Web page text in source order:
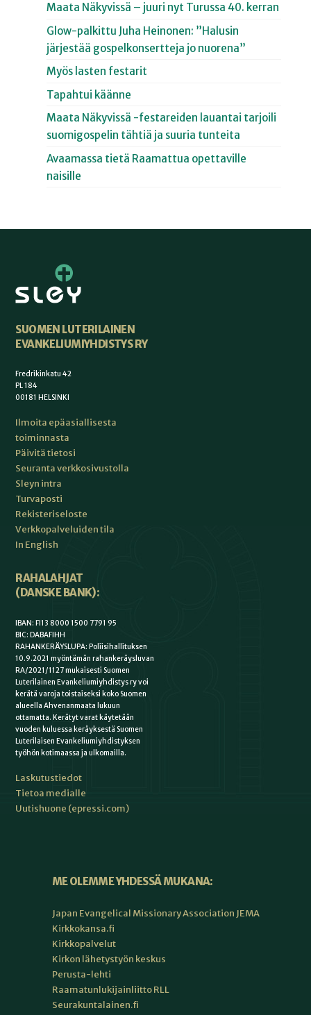
Maata Näkyvissä – juuri nyt Turussa 40. kerran
Glow-palkittu Juha Heinonen: ”Halusin
järjestää gospelkonsertteja jo nuorena”
Myös lasten festarit
Tapahtui käänne
Maata Näkyvissä -festareiden lauantai tarjoili
suomigospelin tähtiä ja suuria tunteita
Avaamassa tietä Raamattua opettaville
naisille
SUOMEN LUTERILAINEN
EVANKELIUMIYHDISTYS RY
Fredrikinkatu 42
PL 184
00181 HELSINKI
Ilmoita epäasiallisesta
toiminnasta
Päivitä tietosi
Seuranta verkkosivustolla
Sleyn intra
Turvaposti
Rekisteriseloste
Verkkopalveluiden tila
In English
RAHALAHJAT
(DANSKE BANK):
IBAN: FI13 8000 1500 7791 95
BIC: DABAFIHH
RAHANKERÄYSLUPA: Poliisihallituksen
10.9.2021 myöntämän rahankeräysluvan
RA/2021/1127 mukaisesti Suomen
Luterilainen Evankeliumiyhdistys ry voi
kerätä varoja toistaiseksi koko Suomen
alueella Ahvenanmaata lukuun
ottamatta. Kerätyt varat käytetään
vuoden kuluessa keräyksestä Suomen
Luterilaisen Evankeliumiyhdistyksen
työhön kotimaassa ja ulkomailla.
Laskutustiedot
Tietoa medialle
Uutishuone (epressi.com)
ME OLEMME YHDESSÄ MUKANA:
Japan Evangelical Missionary Association JEMA
Kirkkokansa.fi
Kirkkopalvelut
Kirkon lähetystyön keskus
Perusta-lehti
Raamatunlukijainliitto RLL
Seurakuntalainen.fi